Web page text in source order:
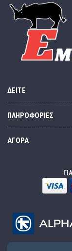
ΔΕΊΤΕ
ΠΛΗΡΟΦΟΡΊΕΣ
ΑΓΟΡΆ